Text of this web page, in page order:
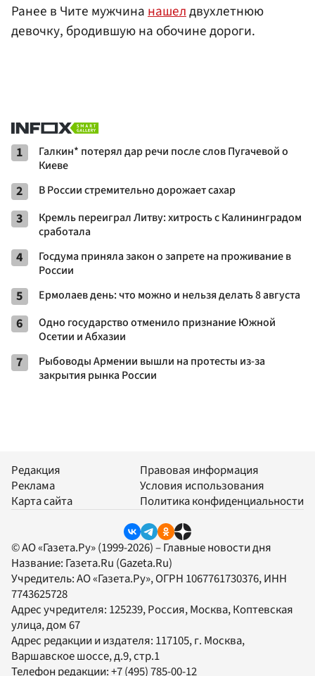
Ранее в Чите мужчинанашелдвухлетнюю
девочку, бродившую на обочине дороги.
1
Галкин* потерял дар речи после слов Пугачевой о
Киеве
2 В России стремительно дорожает сахар
3
Кремль переиграл Литву: хитрость с Калининградом
сработала
4
Госдума приняла закон о запрете на проживание в
России
5 Ермолаев день: что можно и нельзя делать 8 августа
6
Одно государство отменило признание Южной
Осетии и Абхазии
7
Рыбоводы Армении вышли на протесты из-за
закрытия рынка России
Редакция
Реклама
Карта сайта
Правовая информация
Условия использования
Политика конфиденциальности
© АО «Газета.Ру» (1999-2026) – Главные новости дня
Название: Газета.Ru (Gazeta.Ru)
Учредитель:АО «Газета.Ру», ОГРН 1067761730376, ИНН
7743625728
Адрес учредителя: 125239, Россия, Москва, Коптевская
улица, дом 67
Адрес редакции и издателя: 117105, г. Москва,
Варшавское шоссе, д.9, стр.1
Телефон редакции:+7 (495) 785-00-12